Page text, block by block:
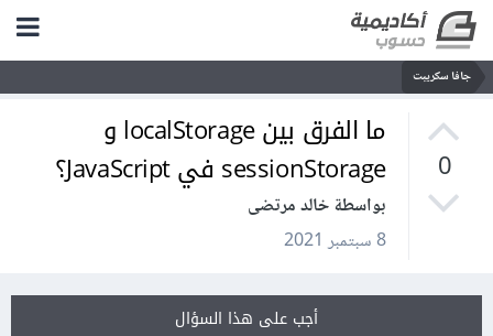
جافا سكريبت
0
ما الفرق بين localStorage و
sessionStorage في JavaScript؟
بواسطة خالد مرتضى
8 سبتمبر 2021
أجب على هذا السؤال